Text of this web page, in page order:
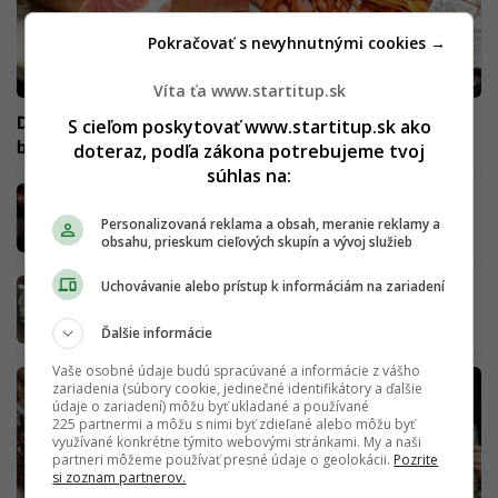
Do Bratislavy doniesli čerstvé morské plody. Ľudia si u
bratrancov robia rezervácie, aby sa im ušlo
ryby. Nezvyčajný jav má vysvetlenie
Zabudni na smradľavého kapra. Vybrali sme
Víta ťa www.startitup.sk
S cieľom poskytovať www.startitup.sk ako
doteraz, podľa zákona potrebujeme tvoj
súhlas na:
Personalizovaná reklama a obsah, meranie reklamy a
obsahu, prieskum cieľových skupín a vývoj služieb
Uchovávanie alebo prístup k informáciám na zariadení
Ďalšie informácie
Vaše osobné údaje budú spracúvané a informácie z vášho
zariadenia (súbory cookie, jedinečné identifikátory a ďalšie
údaje o zariadení) môžu byť ukladané a používané
225 partnermi a môžu s nimi byť zdieľané alebo môžu byť
využívané konkrétne týmito webovými stránkami. My a naši
partneri môžeme používať presné údaje o geolokácii. Pozrite
si zoznam partnerov.
Pokračovať s nevyhnutnými cookies →